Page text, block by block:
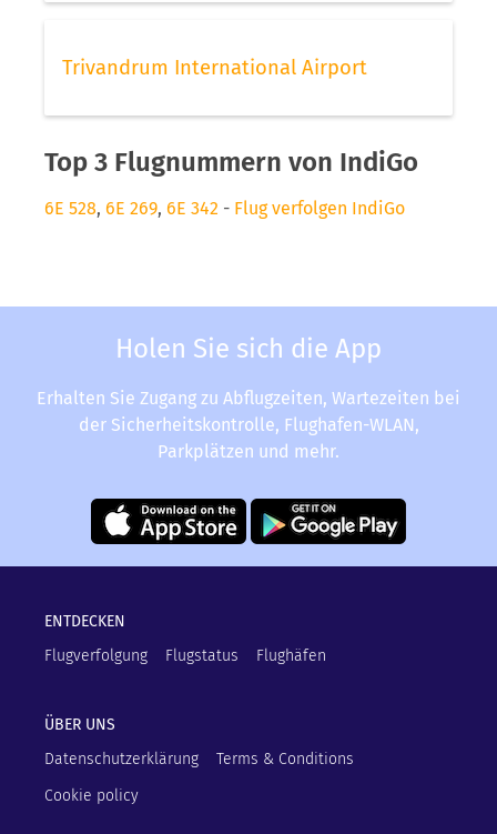
Trivandrum International Airport
Top 3 Flugnummern von IndiGo
6E 528, 6E 269, 6E 342 - Flug verfolgen IndiGo
Holen Sie sich die App
Erhalten Sie Zugang zu Abflugzeiten, Wartezeiten bei
der Sicherheitskontrolle, Flughafen-WLAN,
Parkplätzen und mehr.
ENTDECKEN
Flugverfolgung
Flugstatus Flughäfen
ÜBER UNS
Datenschutzerklärung
Terms & Conditions
Cookie policy